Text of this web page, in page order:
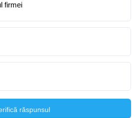
firmei
răspunsul